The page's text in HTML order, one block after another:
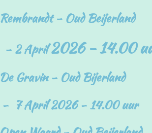
Rembrandt - Oud Beijerland
- 2 April2026 - 14.00
De Gravin - Oud Bijerland
- 7 April 2026 - 14.00 uur